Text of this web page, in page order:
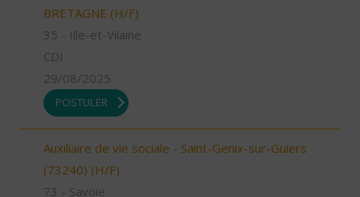
BRETAGNE (H/F)
35 - Ille-et-Vilaine
CDI
29/08/2025
POSTULER
Auxiliaire de vie sociale - Saint-Genix-sur-Guiers
(73240) (H/F)
73 - Savoie